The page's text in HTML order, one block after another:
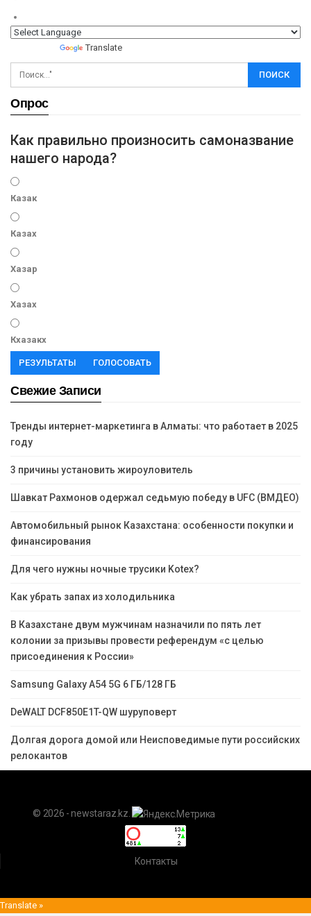
Translate
Опрос
Как правильно произносить самоназвание
нашего народа?
Казак
Казах
Хазар
Хазах
Кхазакх
РЕЗУЛЬТАТЫ ГОЛОСОВАТЬ
Свежие Записи
Тренды интернет-маркетинга в Алматы: что работает в 2025
году
3 причины установить жироуловитель
Шавкат Рахмонов одержал седьмую победу в UFC (ВМДЕО)
Автомобильный рынок Казахстана: особенности покупки и
финансирования
Для чего нужны ночные трусики Kotex?
Как убрать запах из холодильника
В Казахстане двум мужчинам назначили по пять лет
колонии за призывы провести референдум «с целью
присоединения к России»
Samsung Galaxy A54 5G 6 ГБ/128 ГБ
DeWALT DCF850E1T-QW шуруповерт
Долгая дорога домой или Неисповедимые пути российских
релокантов
© 2026 - newstaraz.kz.
Контакты
Translate »